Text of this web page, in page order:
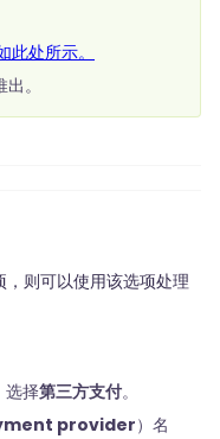
此处所示。
。
则可以使用该选项处理
选择第三方支付。
provider）名